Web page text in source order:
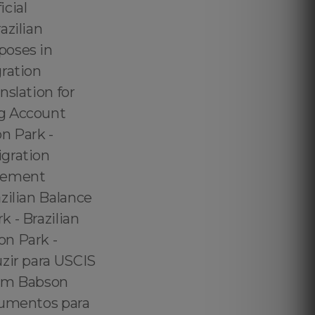
Divorce Decree for US Immigration Purposes in Babson Park - Brazilian Vaccination Records for US Immigration Purposes in Babson Park - Brazilian EB2-NIW Documents for US Immigration Purposes in Babson Park - Brazilian High School Translation in Babson Park, EB2-NIW Brazilian documents for US Immigration Purposes in Babson Park, EB2 Brazilian documents for US Immigration Purposes in Babson Park – EB1 Brazilian documents for US Immigration Purposes in Babson Park – Tradução Juramentada e Certificada | Babson Park, Traduçã